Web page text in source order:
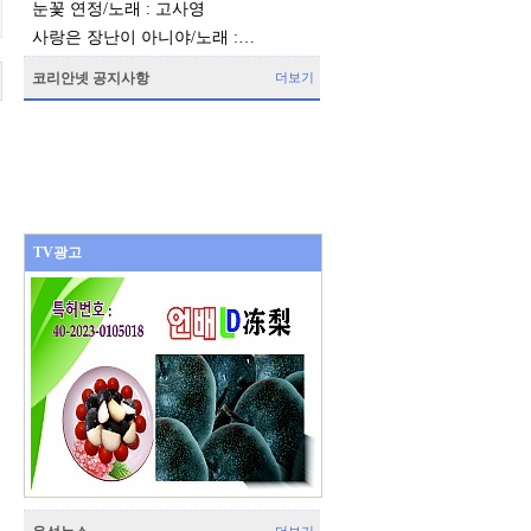
눈꽃 연정/노래 : 고사영
사랑은 장난이 아니야/노래 :…
코리안넷 공지사항 더보기
TV광고